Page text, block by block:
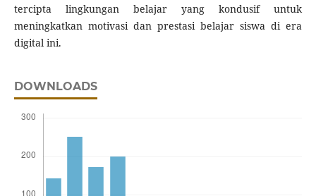
tercipta lingkungan belajar yang kondusif untuk
meningkatkan motivasi dan prestasi belajar siswa di era
digital ini.
DOWNLOADS